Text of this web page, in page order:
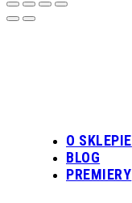
O SKLEPIE
BLOG
PREMIERY